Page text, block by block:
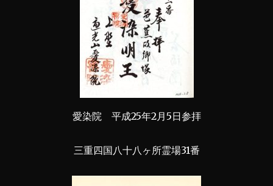
愛染院 平成25年2月5日参拝
三重四国八十八ヶ所霊場31番